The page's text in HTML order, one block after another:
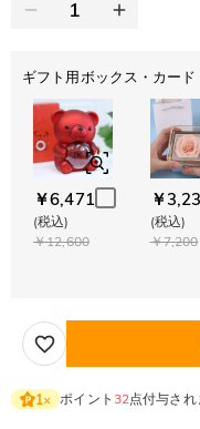
ギフト用ボックス・カード
￥6,471
(税込)
￥12,600
￥
(税込)
￥7,200
1× ポイント 32点付与され